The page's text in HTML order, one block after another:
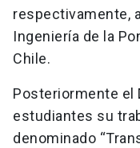
respectivamente,
Ingeniería de la
Chile.
Posteriormente el
estudiantes su
denominado